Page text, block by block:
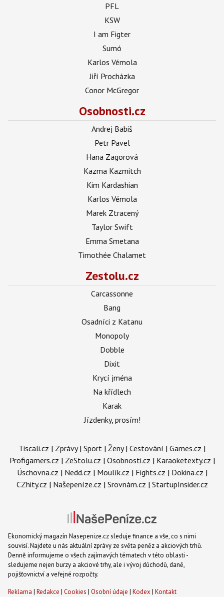
PFL
KSW
I am Figter
Sumó
Karlos Vémola
Jiří Procházka
Conor McGregor
Osobnosti.cz
Andrej Babiš
Petr Pavel
Hana Zagorová
Kazma Kazmitch
Kim Kardashian
Karlos Vémola
Marek Ztracený
Taylor Swift
Emma Smetana
Timothée Chalamet
Zestolu.cz
Carcassonne
Bang
Osadníci z Katanu
Monopoly
Dobble
Dixit
Krycí jména
Na křídlech
Karak
Jízdenky, prosím!
Tiscali.cz | Zprávy| Sport | Ženy| Cestování | Games.cz |
Profigamers.cz | ZeStolu.cz | Osobnosti.cz | Karaoketexty.cz |
Úschovna.cz | Nedd.cz | Moulík.cz | Fights.cz | Dokina.cz |
CZhity.cz | Našepeníze.cz | Srovnám.cz | StartupInsider.cz
Ekonomický magazín Nasepenize.cz sleduje finance a vše, co s nimi
souvisí. Najdete u nás aktuální zprávy ze světa peněz a akciových trhů.
Denně informujeme o všech zajímavých tématech v této oblasti -
sledujeme nejen burzy a akciové trhy, ale i vývoj důchodů, daně,
pojišťovnictví a veřejné rozpočty.
Reklama | Redakce | Cookies | Osobní údaje | Kodex | Kontakt